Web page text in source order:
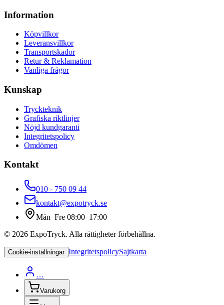
Information
Köpvillkor
Leveransvillkor
Transportskador
Retur & Reklamation
Vanliga frågor
Kunskap
Tryckteknik
Grafiska riktlinjer
Nöjd kundgaranti
Integritetspolicy
Omdömen
Kontakt
010 - 750 09 44
kontakt@expotryck.se
Mån–Fre 08:00–17:00
© 2026 ExpoTryck. Alla rättigheter förbehållna.
Cookie-inställningar IntegritetspolicySajtkarta
…
Varukorg